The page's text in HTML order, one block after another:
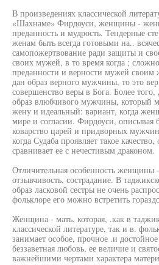
В произведениях классической
«Шахнаме» Фирдоуси, женщины -
преданность и мудрость. Тендерные
женам быть всегда готовыми на..
самопожертвование ради защиты и
своих мужей, в то время когда ;
преданности и верности мужей своим
дан образ верного мужчины, то это
совершенство веры в Бога. Более того,
образ влюбчивого мужчины, который
жену и идеальный: вариант, когда
мире и согласии. Фирдоуси, описывая
коварство царей и придворных
когда Судаба проявляет такое
сравнивает ее с нечестивым драконом.
Отличительная особенность женщины
отзывчивость, сострадание. В
образ ласковой сестры не очень
фольклоре его можно встретить
Женщина - мать, которая, .как в
классической литературе, так и в.
занимает особое, прочное .и
беззаветная любовь, ее величие и
важнейшими чертами характера